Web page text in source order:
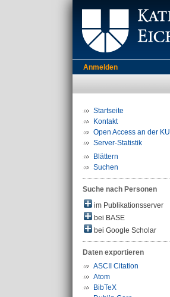
Anmelden
Startseite
Kontakt
Open Access an der KU
Server-Statistik
Blättern
Suchen
Suche nach Personen
im Publikationsserver
bei BASE
bei Google Scholar
Daten exportieren
ASCII Citation
Atom
BibTeX